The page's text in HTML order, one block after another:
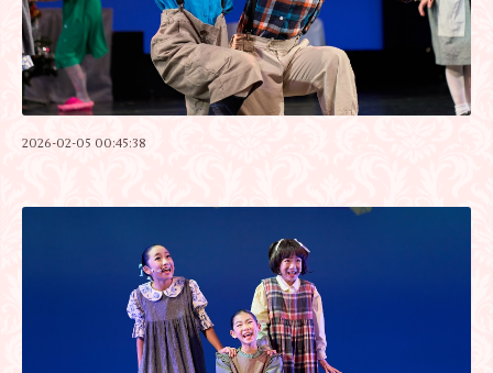
2026-02-05 00:45:38